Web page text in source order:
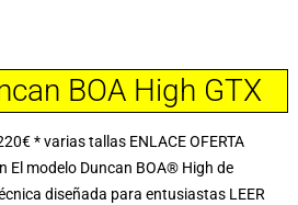
BOA High GTX
* varias tallas ENLACE OFERTA
El modelo Duncan BOA® High de
diseñada para entusiastas LEER